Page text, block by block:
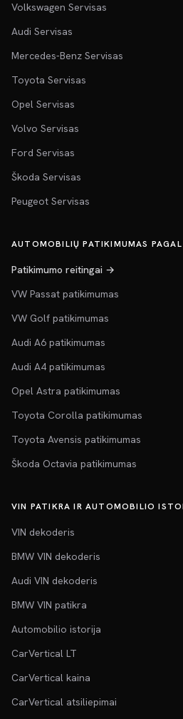
Volkswagen Servisas
Audi Servisas
Mercedes-Benz Servisas
Toyota Servisas
Opel Servisas
Volvo Servisas
Ford Servisas
Škoda Servisas
Peugeot Servisas
AUTOMOBILIŲ PATIKIMUMAS
Patikimumo reitingai →
VW Passat patikimumas
VW Golf patikimumas
Audi A6 patikimumas
Audi A4 patikimumas
Opel Astra patikimumas
Toyota Corolla patikimumas
Toyota Avensis patikimumas
Škoda Octavia patikimumas
VIN PATIKRA IR AUTOMOBILIO
VIN dekoderis
BMW VIN dekoderis
Audi VIN dekoderis
BMW VIN patikra
Automobilio istorija
CarVertical LT
CarVertical kaina
CarVertical atsiliepimai